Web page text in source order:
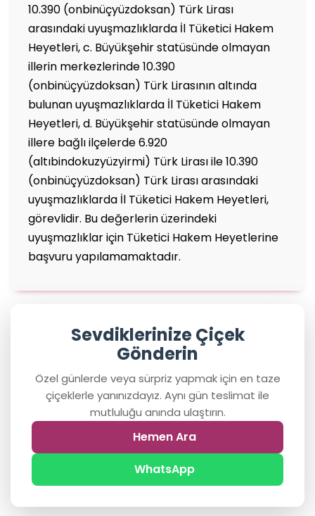
10.390 (onbinüçyüzdoksan) Türk Lirası
arasındaki uyuşmazlıklarda İl Tüketici Hakem
Heyetleri, c. Büyükşehir statüsünde olmayan
illerin merkezlerinde 10.390
(onbinüçyüzdoksan) Türk Lirasının altında
bulunan uyuşmazlıklarda İl Tüketici Hakem
Heyetleri, d. Büyükşehir statüsünde olmayan
illere bağlı ilçelerde 6.920
(altıbindokuzyüzyirmi) Türk Lirası ile 10.390
(onbinüçyüzdoksan) Türk Lirası arasındaki
uyuşmazlıklarda İl Tüketici Hakem Heyetleri,
görevlidir. Bu değerlerin üzerindeki
uyuşmazlıklar için Tüketici Hakem Heyetlerine
başvuru yapılamamaktadır.
Sevdiklerinize Çiçek
Gönderin
Özel günlerde veya sürpriz yapmak için en taze
çiçeklerle yanınızdayız. Aynı gün teslimat ile
mutluluğu anında ulaştırın.
Hemen Ara
WhatsApp